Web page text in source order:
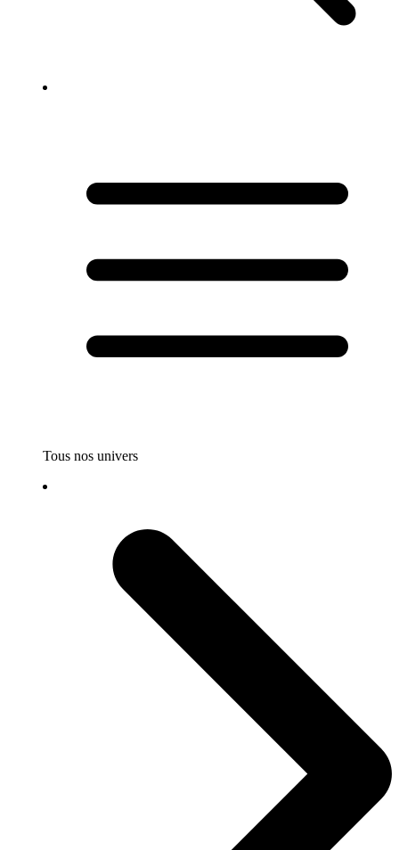
Tous nos univers